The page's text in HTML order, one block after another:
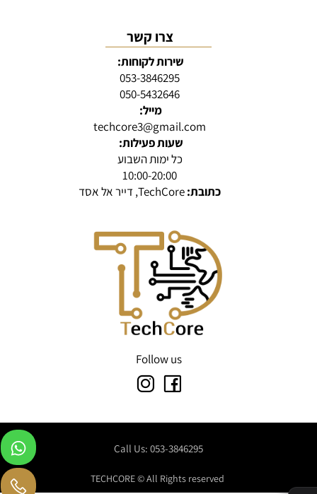
צרו קשר
שירות לקוחות:
053-3846295
050-5432646
מייל:
techcore3@gmail.com
שעות פעילות:
כל ימות השבוע
10:00-20:00
כתובת:TechCore, דייר אל אסד
Follow us
Call Us: 053-3846295